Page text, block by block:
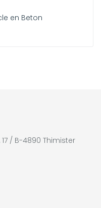
en Beton
/ B-4890 Thimister